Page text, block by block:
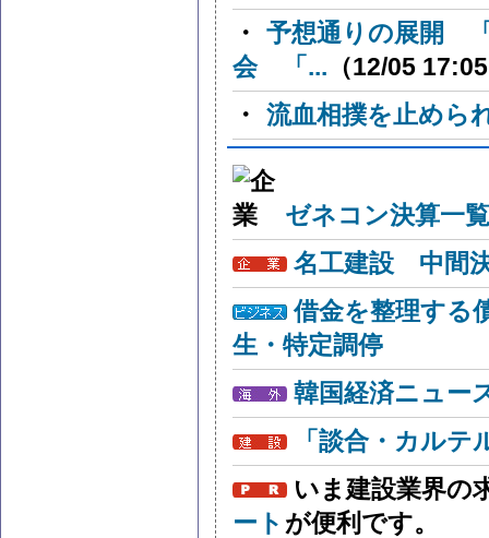
・ 予想通りの展開
会 「... （12/05
・ 流血相撲を止めら
ゼネコン決算一
名工建設 中間
借金を整理する
生・特定調停
韓国経済ニュー
「談合・カル
いま建設業界の
ート が便利です。